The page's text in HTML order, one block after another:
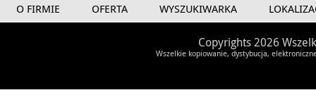
O FIRMIE OFERTA WYSZUKIWARKA
Copyrights 2026
Wszelkie kopiowanie, dystybucja,